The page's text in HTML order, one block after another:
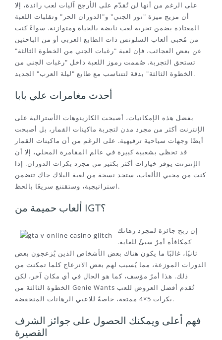
على الرغم من أنها لن تُقدّم على الأرجح آليات لعب رائدة، إلا
أن مزيج ميزة "نور الجني" و"الدوران الحر" وتقلبات اللعبة
المعتادة يضمن تجربة لعب نابضة بالحياة ومتوازنة. سواءً كنت
من مُحبي ألعاب السلوتس ذات الطابع العربي أو من الباحثين
عن بعض العجائب، فإن لعبة "رغبات الجني من الخطوة الثالثة"
تستحق التجربة. صُممت رموز اللعبة داخل "رغبات الجني من
الخطوة الثالثة" بدقة لتتناسب مع طابع "ليلة العرب" الجديد.
أحدث مغامرات علي بابا
بفضل هذه الإمكانيات، أصبحت الكازينوهات الأسترالية على
الإنترنت أكثر من مجرد مدن لتجربة ماكينات القمار، بل أصبحت
أيضًا وجهات سياحية ترفيهية. على الرغم من أن ماكينات القمار
قد تحظى بشعبية كبيرة في عالم المقامرة المحلي، إلا أن
الإنترنت يوفر خيارات أكثر بكثير من مجرد بكرات الدوران. إذا
كنت من محبي الألعاب، ستجد نسخة من لعبة البلاك جاك تتضمن
استراتيجية، وستقتنع سريعًا بالحظ.
ألعاب حميمة من IGT؟
إن ربح جائزة لمجرد رهانك
كمكافأة أمرٌ سيئٌ للغاية.
ثانيًا، غالبًا ما يكون هناك بعض الأشخاص الذين يُزعجون بعض
الدورات الموزعة، مما يُسبب لهم بعض الانزعاج كلما تمكنت من
ذلك. هذا أمرٌ مؤسف، كما هو الحال في أي مكان آخر، لكن
الخطوة الثالثة من Genie Wants تُقدم أفضل العروض للعب
بكرات 5×4 ممتعة، خاصةً للاعبي الرهانات المنخفضة.
فهم أعلى ويمكنك الحصول على جوائز الشرف
القصيرة